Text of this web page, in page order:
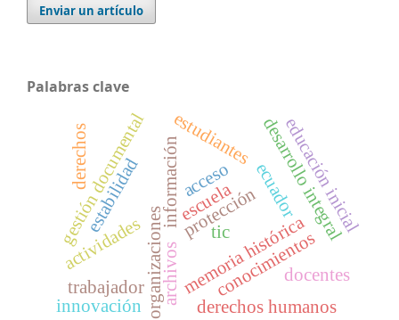
Enviar un artículo
Palabras clave
gestión documental
archivosmemoria histórica
organizaciones
información desarrollo integral
protecciónecuador
actividades conocimientos
tic
derechos humanos
trabajador
derechosestabilidad
innovación
docentes
escuela
estudiantes
acceso educación inicial